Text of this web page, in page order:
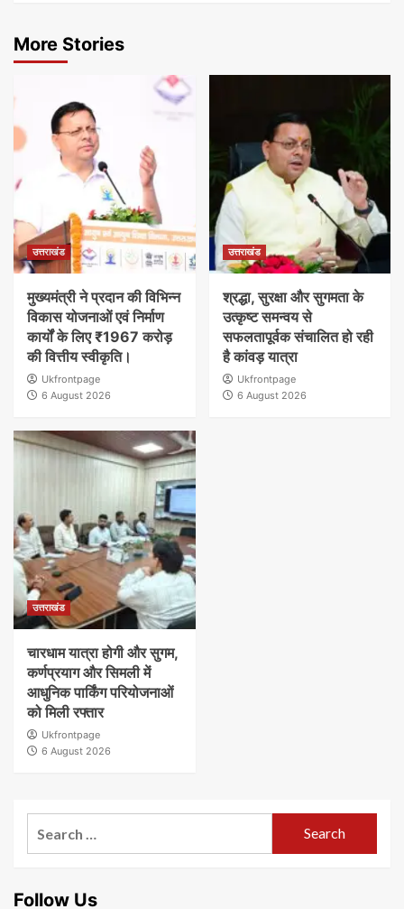
More Stories
उत्तराखंड
मुख्यमंत्री ने प्रदान की विभिन्न
विकास योजनाओं एवं निर्माण
कार्यों के लिए ₹1967 करोड़
की वित्तीय स्वीकृति।
Ukfrontpage
6 August 2026
उत्तराखंड
श्रद्धा, सुरक्षा और सुगमता के
उत्कृष्ट समन्वय से
सफलतापूर्वक संचालित हो रही
है कांवड़ यात्रा
Ukfrontpage
6 August 2026
उत्तराखंड
चारधाम यात्रा होगी और सुगम,
कर्णप्रयाग और सिमली में
आधुनिक पार्किंग परियोजनाओं
को मिली रफ्तार
Ukfrontpage
6 August 2026
Follow Us